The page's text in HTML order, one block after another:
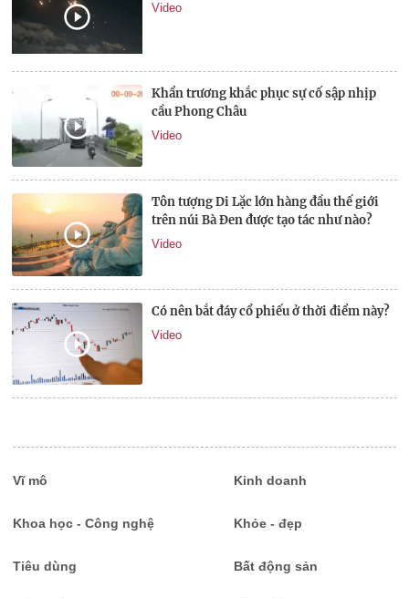
Video
Khẩn trương khắc phục sự cố sập nhịp
cầu Phong Châu
Video
Tôn tượng Di Lặc lớn hàng đầu thế giới
trên núi Bà Đen được tạo tác như nào?
Video
Có nên bắt đáy cổ phiếu ở thời điểm này?
Video
Vĩ mô Kinh doanh
Khoa học - Công nghệ Khỏe - đẹp
Tiêu dùng Bất động sản